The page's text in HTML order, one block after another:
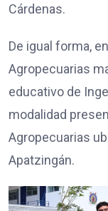
Cárdenas.
De igual forma,
Agropecuarias
educativo de
modalidad
Agropecuarias
Apatzingán.